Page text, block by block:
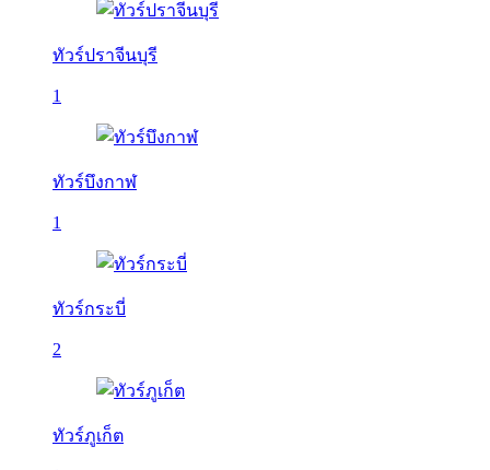
ทัวร์ปราจีนบุรี
1
ทัวร์บึงกาฬ
1
ทัวร์กระบี่
2
ทัวร์ภูเก็ต